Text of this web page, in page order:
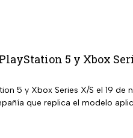
5 y Xbox
5 y Xbox Series X/S el 19 de
que replica el modelo